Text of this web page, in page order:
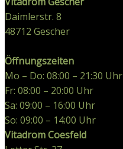
Daimlerstr. 8
48712 Gescher
Öffnungszeiten
Mo – Do: 08:00 – 21:30 Uhr
Fr: 08:00 – 20:00 Uhr
Sa: 09:00 – 16:00 Uhr
So: 09:00 – 14:00 Uhr
Vitadrom Coesfeld